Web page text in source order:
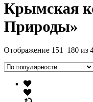
Крымская
Природы»
Отображение 151–180 из